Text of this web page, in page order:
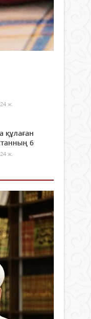
ж.
құлаған
6
ж.